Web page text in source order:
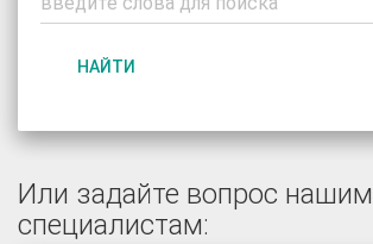
НАЙТИ
Или задайте вопрос нашим
специалистам: